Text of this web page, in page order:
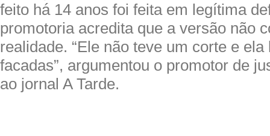
feito há 14 anos foi feita em legítima
promotoria acredita que a versão não
realidade. “Ele não teve um corte e ela
facadas”, argumentou o promotor de
ao jornal A Tarde.